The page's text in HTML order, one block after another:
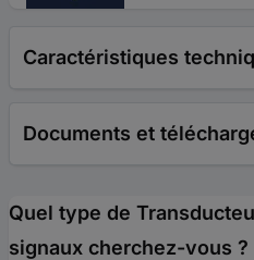
Caractéristiques
Documents et
Quel type de
signaux cherchez-vous ?